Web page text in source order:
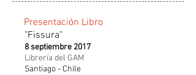
Presentación Libro
"Fissura"
8 septiembre 2017
Librería del GAM
Santiago - Chile